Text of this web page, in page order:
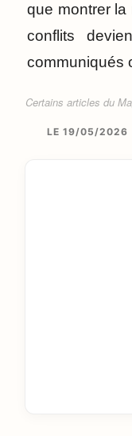
que montrer
conflits
communiqués
Certains articles du
LE 19/05/2026